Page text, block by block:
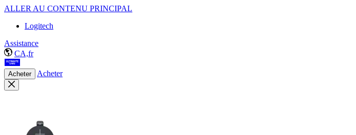
ALLER AU CONTENU PRINCIPAL
Logitech
Assistance
CA,fr
Acheter Acheter